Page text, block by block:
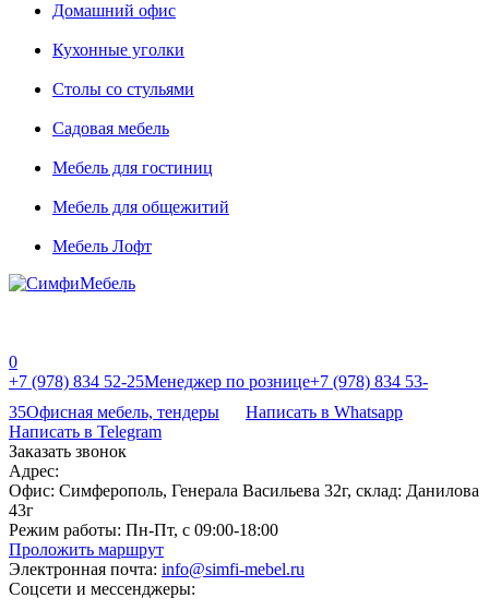
Домашний офис
Кухонные уголки
Столы со стульями
Садовая мебель
Мебель для гостиниц
Мебель для общежитий
Мебель Лофт
0
+7 (978) 834 52-25Менеджер по рознице+7 (978) 834 53-
35Офисная мебель, тендеры
Написать в Whatsapp
Написать в Telegram
Заказать звонок
Адрес:
Офис: Симферополь, Генерала Васильева 32г, склад: Данилова
43г
Режим работы: Пн-Пт, с 09:00-18:00
Проложить маршрут
Электронная почта: info@simfi-mebel.ru
Соцсети и мессенджеры: